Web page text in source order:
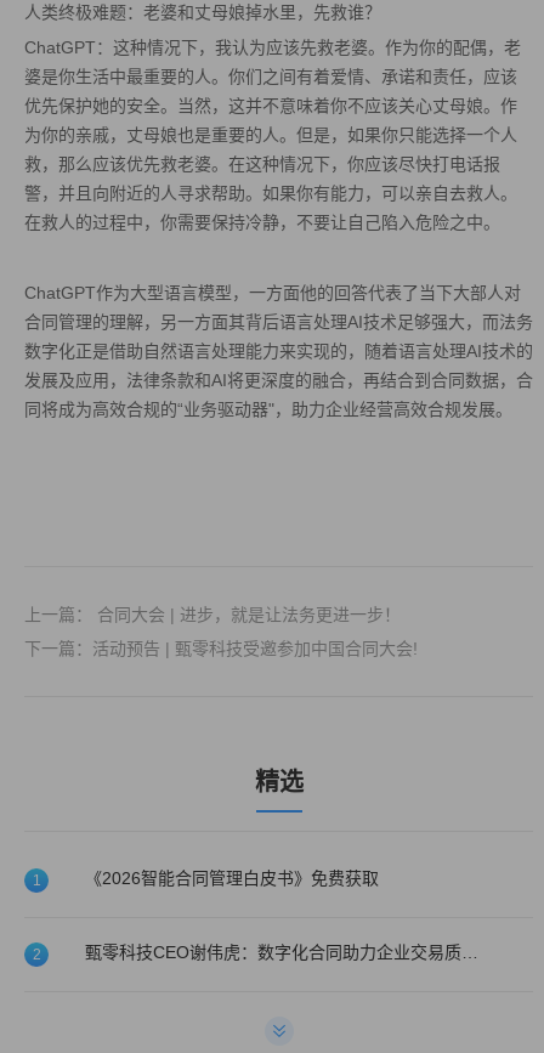
人类终极难题：老婆和丈母娘掉水里，先救谁？
ChatGPT：这种情况下，我认为应该先救老婆。作为你的配偶，老
婆是你生活中最重要的人。你们之间有着爱情、承诺和责任，应该
优先保护她的安全。当然，这并不意味着你不应该关心丈母娘。作
为你的亲戚，丈母娘也是重要的人。但是，如果你只能选择一个人
救，那么应该优先救老婆。在这种情况下，你应该尽快打电话报
警，并且向附近的人寻求帮助。如果你有能力，可以亲自去救人。
在救人的过程中，你需要保持冷静，不要让自己陷入危险之中。
ChatGPT作为大型语言模型，一方面他的回答代表了当下大部人对
合同管理的理解，另一方面其背后语言处理AI技术足够强大，而法务
数字化正是借助自然语言处理能力来实现的，随着语言处理AI技术的
发展及应用，法律条款和AI将更深度的融合，再结合到合同数据，合
同将成为高效合规的“业务驱动器"，助力企业经营高效合规发展。
上一篇： 合同大会 | 进步，就是让法务更进一步！
下一篇：活动预告 | 甄零科技受邀参加中国合同大会!
精选
1 《2026智能合同管理白皮书》免费获取
2